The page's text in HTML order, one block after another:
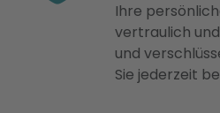
Ihre
vertraulich
und
Sie jederzeit